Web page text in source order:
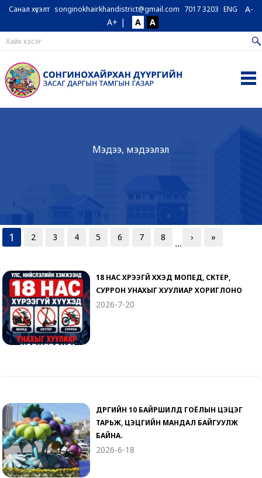
Санал хүсэлт songinokhairkhandistrict@gmail.com 7017 3203 ENG
A-
A+ | A A
Мэдээ, мэдээлэл
1 2 3 4 5 6 7 8
...
› »
18 НАС ХҮРЭЭГҮЙ ХҮҮХЭД МОПЕД, СКҮТЕР,
СУРРОН УНАХЫГ ХУУЛИАР ХОРИГЛОНО
2026-7-20
ДҮҮРГИЙН 10 БАЙРШИЛД ГОЁЛЫН ЦЭЦЭГ
ТАРЬЖ, ЦЭЦГИЙН МАНДАЛ БАЙГУУЛЖ
БАЙНА.
2026-6-18